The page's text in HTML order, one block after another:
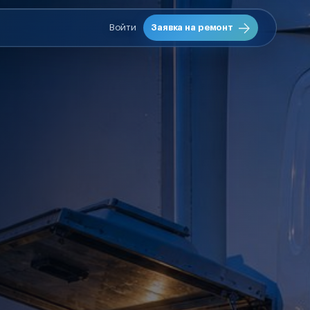
Войти Заявка на ремонт